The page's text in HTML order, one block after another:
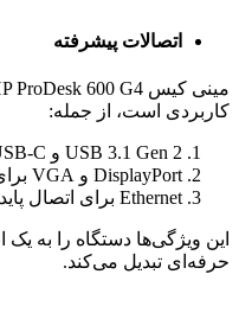
اتصالات پیشرفته
کاربردی است، از جمله:
USB 3.1 Gen 2 و USB-C برای انتقال سریع داده‌ها
DisplayPort و VGA برای اتصال به چند نمایشگر
Ethernet برای اتصال پایدار به شبکه
این ویژگی‌ها دستگاه را به
حرفه‌ای تبدیل می‌کند.